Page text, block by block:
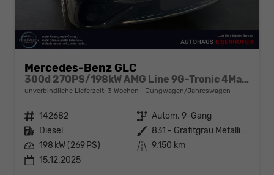
Mercedes-Benz GLC
300d 270PS/198kW AMG Line 9G-Tronic 4Matic 2026 +AHK +Fahren Assistent Paket +Distronic Plus
unverbindliche Lieferzeit: 3 Wochen Jungwagen/Jahreswagen
Fahrzeugnr. 142682 Getriebe Autom. 9-Gang
Kraftstoff Diesel Außenfarbe
831 - Grafitgrau Metalliclack
Leistung 198 kW (269 PS) Kilometerstand 9.150 km
15.12.2025